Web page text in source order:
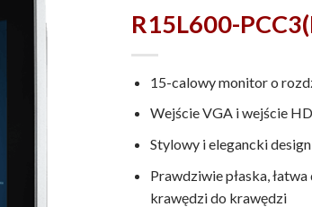
R15L600-
15-calowy monitor o
Wejście VGA i wejście
Stylowy i elegancki design
Prawdziwie płaska,
krawędzi do krawędzi